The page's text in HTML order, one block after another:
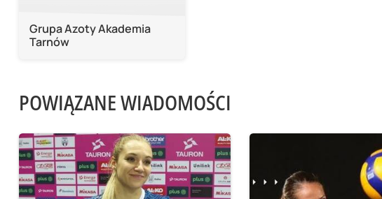
Grupa Azoty Akademia
Tarnów
POWIĄZANE WIADOMOŚCI